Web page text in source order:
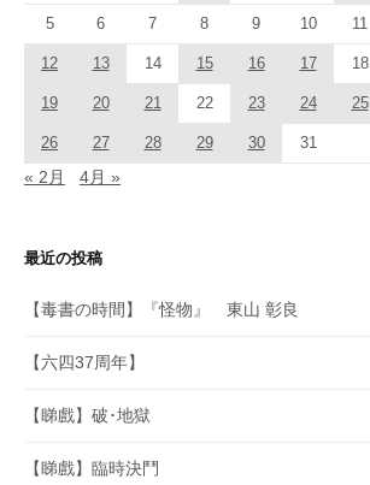
5 6 7 8 9 10 11
12 13 14 15 16 17 18
19 20 21 22 23 24 25
26 27 28 29 30 31
« 2月 4月 »
最近の投稿
【毒書の時間】『怪物』 東山 彰良
【六四37周年】
【睇戲】破･地獄
【睇戲】臨時決鬥